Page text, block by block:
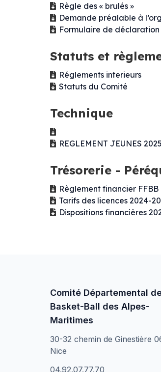
Règle des « brulés »
Demande préalable à
Formulaire de déclaration
Statuts et
Réglements interieurs
Statuts du Comité
Technique
REGLEMENT JEUNES
Trésorerie -
Règlement financier FFBB
Tarifs des licences 2024-
Dispositions financières
Comité Départemental
Basket-Ball des Alpes-
Maritimes
30-32 chemin de Ginestière
Nice
04.92.07.77.70